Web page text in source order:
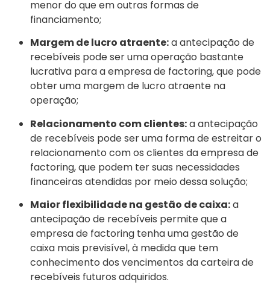
menor do que em outras formas de
financiamento;
Margem de lucro atraente:a antecipação de
recebíveis pode ser uma operação bastante
lucrativa para a empresa de factoring, que pode
obter uma margem de lucro atraente na
operação;
Relacionamento com clientes:a antecipação
de recebíveis pode ser uma forma de estreitar o
relacionamento com os clientes da empresa de
factoring, que podem ter suas necessidades
financeiras atendidas por meio dessa solução;
Maior flexibilidade na gestão de caixa:a
antecipação de recebíveis permite que a
empresa de factoring tenha uma gestão de
caixa mais previsível, à medida que tem
conhecimento dos vencimentos da carteira de
recebíveis futuros adquiridos.